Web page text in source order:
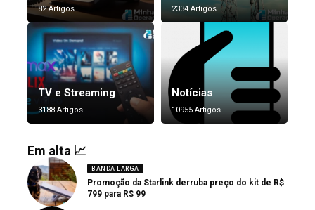
82 Artigos 2334 Artigos
TV e Streaming
3188 Artigos
Notícias
10955 Artigos
Em alta 📈
BANDA LARGA
Promoção da Starlink derruba preço do kit de R$
799 para R$ 99